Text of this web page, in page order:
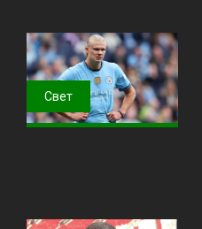
Свет